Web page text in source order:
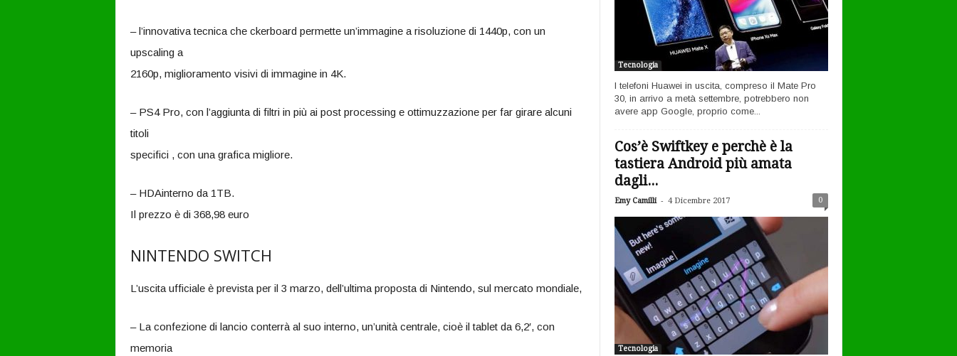
– l’innovativa tecnica che ckerboard permette un’immagine a risoluzione di 1440p, con un
upscaling a
2160p, miglioramento visivi di immagine in 4K.
– PS4 Pro, con l’aggiunta di filtri in più ai post processing e ottimuzzazione per far girare alcuni
titoli
specifici , con una grafica migliore.
– HDAinterno da 1TB.
Il prezzo è di 368,98 euro
NINTENDO SWITCH
L’uscita ufficiale è prevista per il 3 marzo, dell’ultima proposta di Nintendo, sul mercato mondiale,
– La confezione di lancio conterrà al suo interno, un’unità centrale, cioè il tablet da 6,2′, con
memoria
Tecnologia
I telefoni Huawei in uscita, compreso il Mate Pro
30, in arrivo a metà settembre, potrebbero non
avere app Google, proprio come...
Cos’è Swiftkey e perchè è la
tastiera Android più amata
dagli...
Emy Camilli - 4 Dicembre 2017 0
Tecnologia